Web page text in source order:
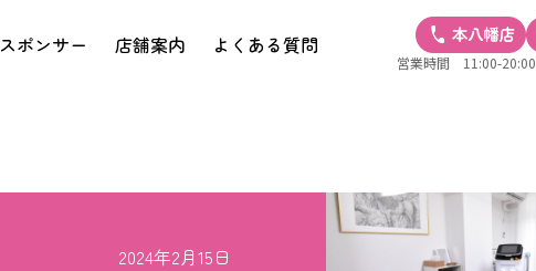
スポンサー 店舗案内 よくある質問
営業時間 11:00-20:00
2024年2月15日